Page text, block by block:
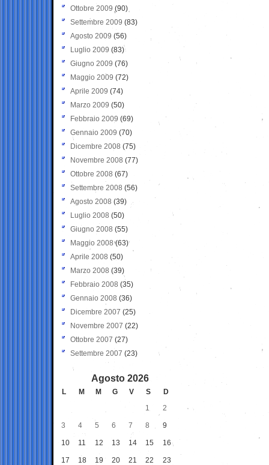
Ottobre 2009 (90)
Settembre 2009 (83)
Agosto 2009 (56)
Luglio 2009 (83)
Giugno 2009 (76)
Maggio 2009 (72)
Aprile 2009 (74)
Marzo 2009 (50)
Febbraio 2009 (69)
Gennaio 2009 (70)
Dicembre 2008 (75)
Novembre 2008 (77)
Ottobre 2008 (67)
Settembre 2008 (56)
Agosto 2008 (39)
Luglio 2008 (50)
Giugno 2008 (55)
Maggio 2008(63)
Aprile 2008 (50)
Marzo 2008 (39)
Febbraio 2008 (35)
Gennaio 2008 (36)
Dicembre 2007 (25)
Novembre 2007 (22)
Ottobre 2007 (27)
Settembre 2007 (23)
Agosto 2026
L M M G V S
D
1
2
3 4 5 6 7 8 9
10 11 12 13 14 15 16
17 18 19 20 21 22 23